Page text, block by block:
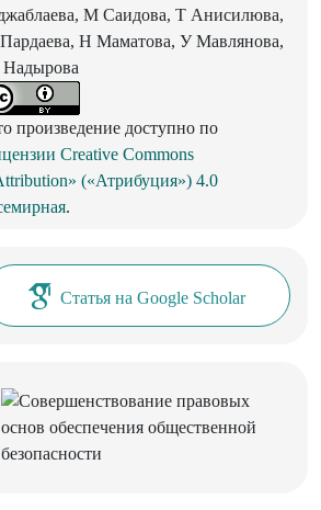
М Саидова, Т Анисилюва,
Н Маматова, У Мавлянова,
произведение доступно по
Creative Commons
(«Атрибуция») 4.0
.
Статья на Google Scholar